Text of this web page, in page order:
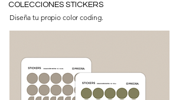
COLECCIONES STICKERS
Diseña tu propio color coding.